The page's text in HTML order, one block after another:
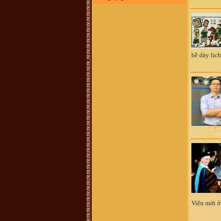
đổi, không xác định được thôn nào
bề dày
Viện mời